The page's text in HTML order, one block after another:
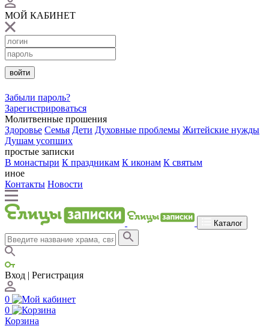
МОЙ КАБИНЕТ
войти
Забыли пароль?
Зарегистрироваться
Молитвенные прошения
Здоровье Семья Дети Духовные проблемы Житейские нужды
Душам усопших
простые записки
В монастыри К праздникам К иконам К святым
иное
Контакты Новости
Каталог
Вход | Регистрация
0
0
Корзина